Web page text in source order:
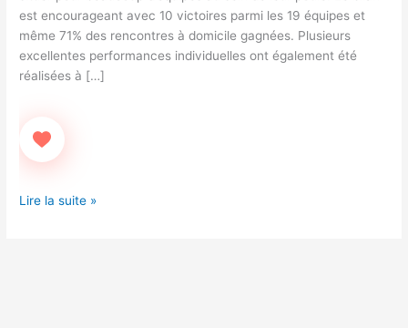
est encourageant avec 10 victoires parmi les 19 équipes et
même 71% des rencontres à domicile gagnées. Plusieurs
excellentes performances individuelles ont également été
réalisées à […]
Lire la suite »